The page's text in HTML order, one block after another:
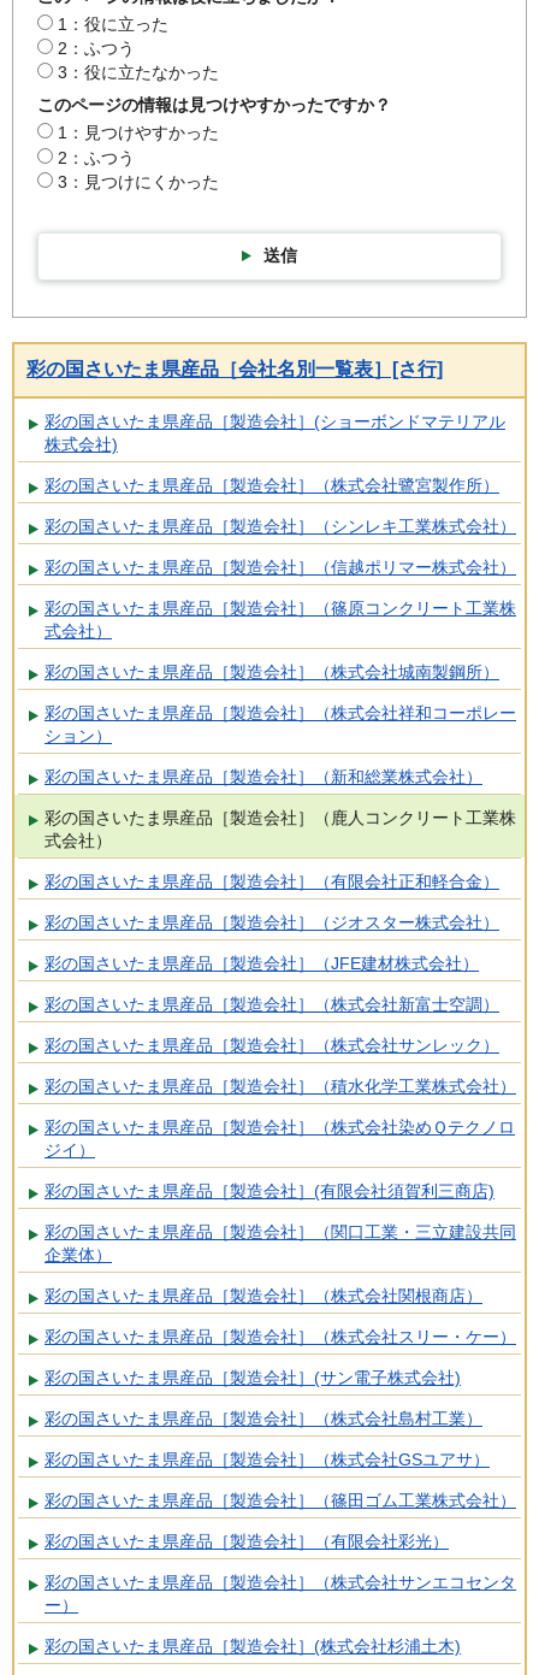
1：役に立った
2：ふつう
3：役に立たなかった
このページの情報は見つけやすかったですか？
1：見つけやすかった
2：ふつう
3：見つけにくかった
送信
彩の国さいたま県産品［会社名別一覧表］[さ行]
彩の国さいたま県産品［製造会社］(ショーボンドマテリアル
株式会社)
彩の国さいたま県産品［製造会社］（株式会社鷺宮製作所）
彩の国さいたま県産品［製造会社］（シンレキ工業株式会社）
彩の国さいたま県産品［製造会社］（信越ポリマー株式会社）
彩の国さいたま県産品［製造会社］（篠原コンクリート工業株
式会社）
彩の国さいたま県産品［製造会社］（株式会社城南製鋼所）
彩の国さいたま県産品［製造会社］（株式会社祥和コーポレー
ション）
彩の国さいたま県産品［製造会社］（新和総業株式会社）
彩の国さいたま県産品［製造会社］（鹿人コンクリート工業株
式会社）
彩の国さいたま県産品［製造会社］（有限会社正和軽合金）
彩の国さいたま県産品［製造会社］（ジオスター株式会社）
彩の国さいたま県産品［製造会社］（JFE建材株式会社）
彩の国さいたま県産品［製造会社］（株式会社新富士空調）
彩の国さいたま県産品［製造会社］（株式会社サンレック）
彩の国さいたま県産品［製造会社］（積水化学工業株式会社）
彩の国さいたま県産品［製造会社］（株式会社染めＱテクノロ
ジイ）
彩の国さいたま県産品［製造会社］(有限会社須賀利三商店)
彩の国さいたま県産品［製造会社］（関口工業・三立建設共同
企業体）
彩の国さいたま県産品［製造会社］（株式会社関根商店）
彩の国さいたま県産品［製造会社］（株式会社スリー・ケー）
彩の国さいたま県産品［製造会社］(サン電子株式会社)
彩の国さいたま県産品［製造会社］（株式会社島村工業）
彩の国さいたま県産品［製造会社］（株式会社GSユアサ）
彩の国さいたま県産品［製造会社］（篠田ゴム工業株式会社）
彩の国さいたま県産品［製造会社］（有限会社彩光）
彩の国さいたま県産品［製造会社］（株式会社サンエコセンタ
ー）
彩の国さいたま県産品［製造会社］(株式会社杉浦土木)